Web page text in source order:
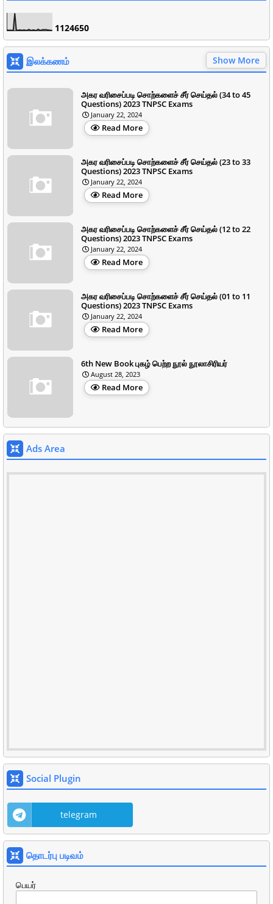
1124650
இலக்கணம் Show More
அகர வரிசைப்படி சொற்களைச் சீர் செய்தல் (34 to 45
Questions) 2023 TNPSC Exams
January 22, 2024
Read More
அகர வரிசைப்படி சொற்களைச் சீர் செய்தல் (23 to 33
Questions) 2023 TNPSC Exams
January 22, 2024
Read More
அகர வரிசைப்படி சொற்களைச் சீர் செய்தல் (12 to 22
Questions) 2023 TNPSC Exams
January 22, 2024
Read More
அகர வரிசைப்படி சொற்களைச் சீர் செய்தல் (01 to 11
Questions) 2023 TNPSC Exams
January 22, 2024
Read More
6th New Book புகழ் பெற்ற நூல் நூலாசிரியர்
August 28, 2023
Read More
Ads Area
Social Plugin
telegram
தொடர்பு படிவம்
பெயர்